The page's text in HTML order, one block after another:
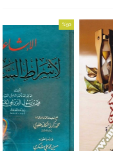
%50
%50İndirim